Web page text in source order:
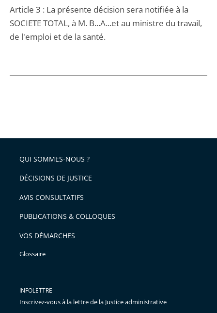
Article 3 : La présente décision sera notifiée à la
SOCIETE TOTAL, à M. B...A...et au ministre du travail,
de l'emploi et de la santé.
QUI SOMMES-NOUS ?
DÉCISIONS DE JUSTICE
AVIS CONSULTATIFS
PUBLICATIONS & COLLOQUES
VOS DÉMARCHES
Glossaire
INFOLETTRE
Inscrivez-vous à la lettre de la Justice administrative